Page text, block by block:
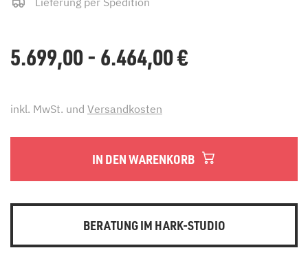
5.699,00 - 6.464,00€
inkl. MwSt. und Versandkosten
IN DEN WARENKORB
BERATUNG IM HARK-STUDIO